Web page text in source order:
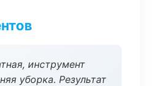
инструмент
уборка. Результат